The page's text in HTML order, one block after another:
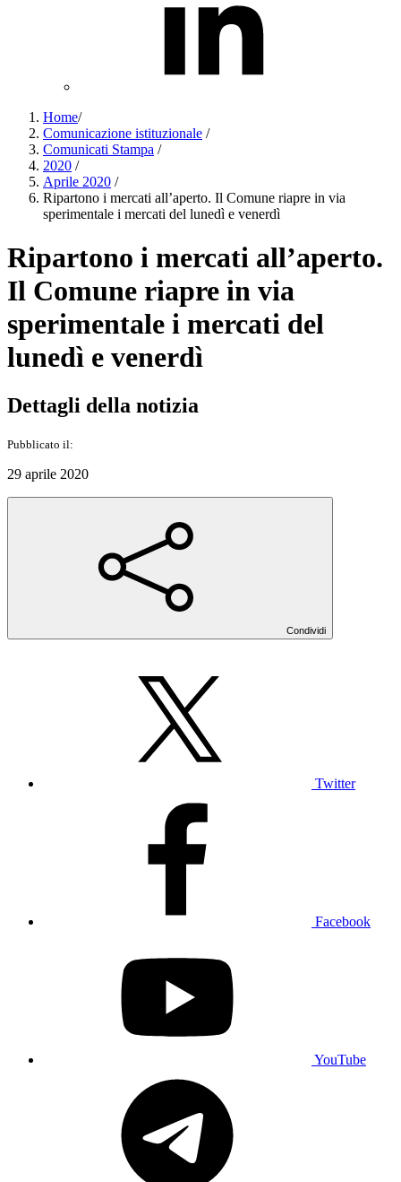
Home/
Comunicazione istituzionale /
Comunicati Stampa /
2020 /
Aprile 2020 /
Ripartono i mercati all’aperto. Il Comune riapre in via
sperimentale i mercati del lunedì e venerdì
Ripartono i mercati all’aperto.
Il Comune riapre in via
sperimentale i mercati del
lunedì e venerdì
Dettagli della notizia
Pubblicato il:
29 aprile 2020
Condividi
Twitter
Facebook
YouTube